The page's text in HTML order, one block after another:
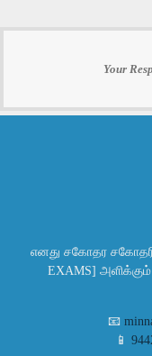
Your
எனது சகோதர
EXAMS]
📧
📱